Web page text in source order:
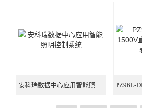
安科瑞数据中心应用智能照明控制系统